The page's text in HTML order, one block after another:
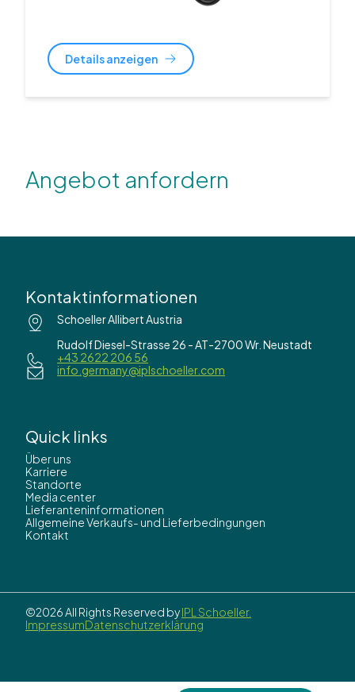
Details anzeigen
Angebot anfordern
Kontaktinformationen
Schoeller Allibert Austria
Rudolf Diesel-Strasse 26 - AT-2700 Wr. Neustadt
+43 2622 206 56
info.germany@iplschoeller.com
Quick links
Über uns
Karriere
Standorte
Media center
Lieferanteninformationen
Allgemeine Verkaufs- und Lieferbedingungen
Kontakt
©2026 All Rights Reserved byIPL Schoeller.
ImpressumDatenschutzerklärung